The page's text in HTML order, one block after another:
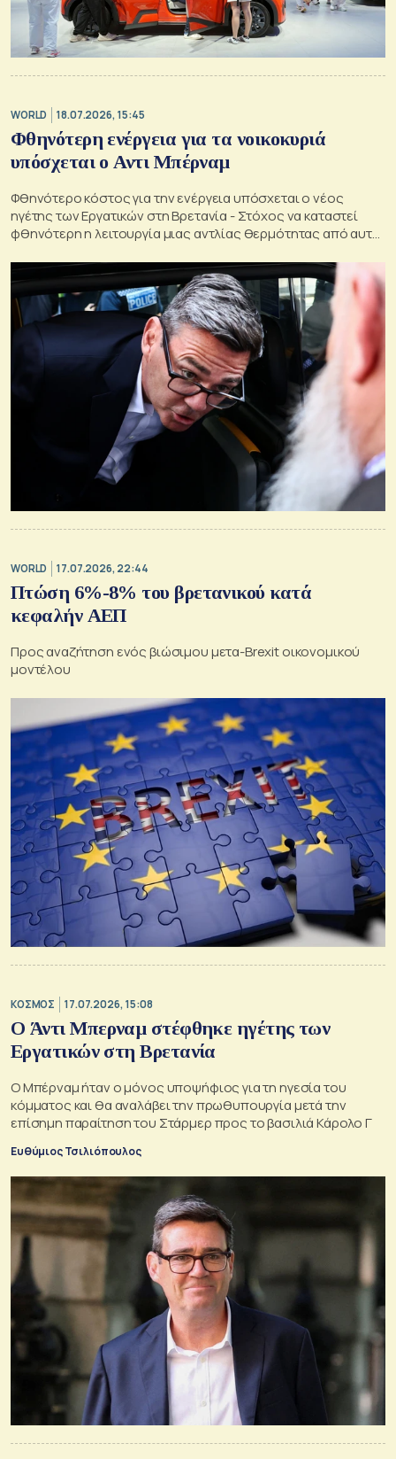
WORLD 18.07.2026, 15:45
Φθηνότερη ενέργεια για τα νοικοκυριά
υπόσχεται ο Αντι Μπέρναμ
Φθηνότερο κόστος για την ενέργεια υπόσχεται ο νέος
ηγέτης των Εργατικών στη Βρετανία - Στόχος να καταστεί
φθηνότερη η λειτουργία μιας αντλίας θερμότητας από αυτή
WORLD 17.07.2026, 22:44
Πτώση 6%-8% του βρετανικού κατά
κεφαλήν ΑΕΠ
Προς αναζήτηση ενός βιώσιμου μετα-Brexit οικονομικού
μοντέλου
ΚΟΣΜΟΣ 17.07.2026, 15:08
Ο Άντι Μπερναμ στέφθηκε ηγέτης των
Εργατικών στη Βρετανία
Ο Μπέρναμ ήταν ο μόνος υποψήφιος για τη ηγεσία του
κόμματος και θα αναλάβει την πρωθυπουργία μετά την
επίσημη παραίτηση του Στάρμερ προς το βασιλιά Κάρολο Γ
Ευθύμιος Τσιλιόπουλος